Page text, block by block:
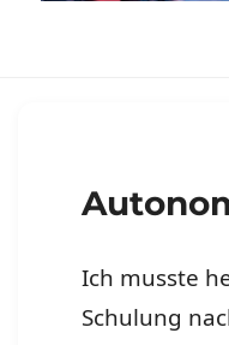
Ich musste
Schulung